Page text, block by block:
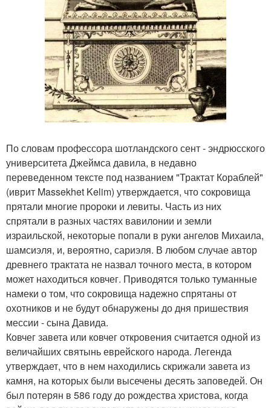
По словам профессора шотландского сент - эндрюсского
университета Джеймса давила, в недавно
переведенном тексте под названием "Трактат Кораблей"
(иврит Massekhet Kelim) утверждается, что сокровища
прятали многие пророки и левиты. Часть из них
спрятали в разных частях вавилонии и земли
израильской, некоторые попали в руки ангелов Михаила,
шамсиэля, и, вероятно, сариэля. В любом случае автор
древнего трактата не назвал точного места, в котором
может находиться ковчег. Приводятся только туманные
намеки о том, что сокровища надежно спрятаны от
охотников и не будут обнаружены до дня пришествия
мессии - сына Давида.
Ковчег завета или ковчег откровения считается одной из
величайших святынь еврейского народа. Легенда
утверждает, что в нем находились скрижали завета из
камня, на которых были высечены десять заповедей. Он
был потерян в 586 году до рождества христова, когда